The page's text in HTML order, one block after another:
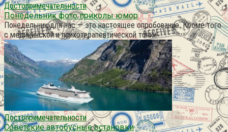
Достопримечательности
Понедельник фото приколы юмор
Понедельник для нас — это настоящее опробование. Кроме того
с медицинской и психотерапевтической точки
Достопримечательности
Советские автобусные остановки